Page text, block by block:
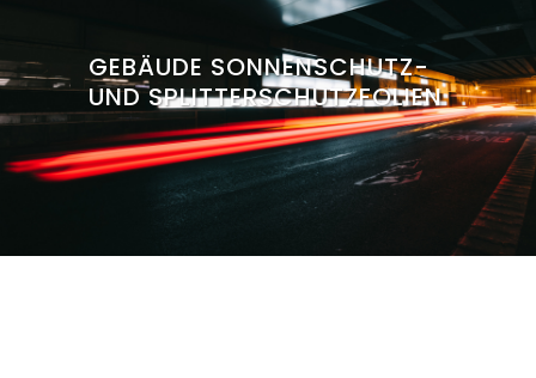
GEBÄUDE SONNENSCHUTZ-
UND SPLITTERSCHUTZFOLIEN